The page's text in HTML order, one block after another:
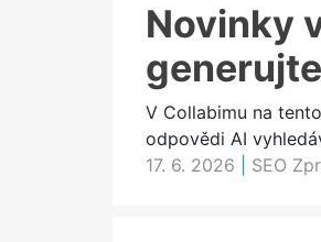
Novinky
V Collabimu na
odpovědi AI
17. 6. 2026
SEO